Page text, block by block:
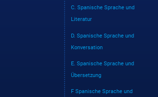
C. Spanische Sprache und
Literatur
D. Spanische Sprache und
Konversation
E. Spanische Sprache und
Übersetzung
F Spanische Sprache und